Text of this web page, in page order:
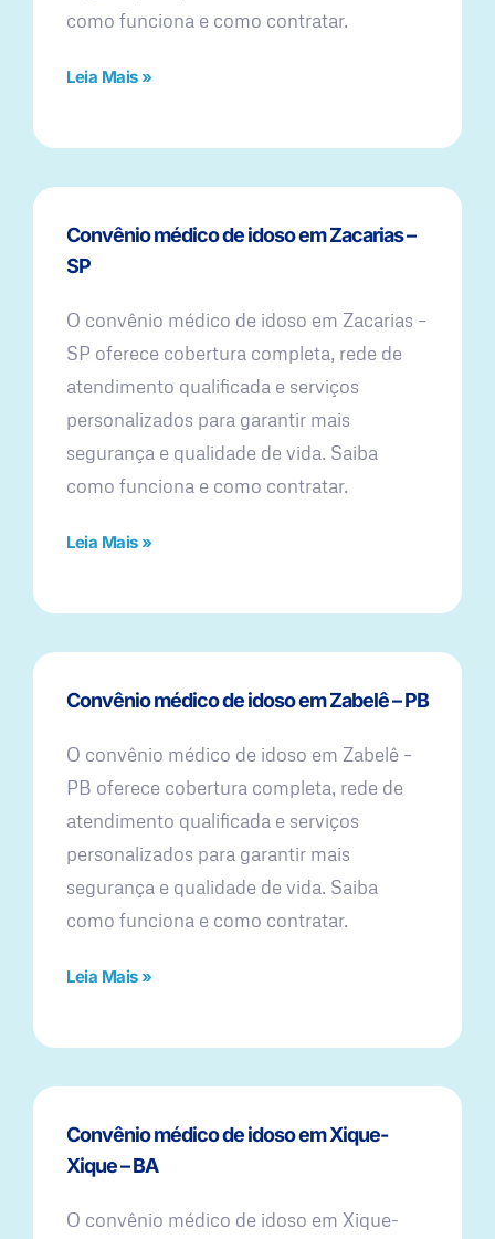
como funciona e como contratar.
Leia Mais »
Convênio médico de idoso em Zacarias –
SP
O convênio médico de idoso em Zacarias –
SP oferece cobertura completa, rede de
atendimento qualificada e serviços
personalizados para garantir mais
segurança e qualidade de vida. Saiba
como funciona e como contratar.
Leia Mais »
Convênio médico de idoso em Zabelê – PB
O convênio médico de idoso em Zabelê –
PB oferece cobertura completa, rede de
atendimento qualificada e serviços
personalizados para garantir mais
segurança e qualidade de vida. Saiba
como funciona e como contratar.
Leia Mais »
Convênio médico de idoso em Xique-
Xique – BA
O convênio médico de idoso em Xique-